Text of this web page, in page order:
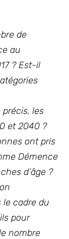
de
au
? Est-il
les
et 2040 ?
ont pris
Démence
d’âge ?
le cadre du
pour
nombre